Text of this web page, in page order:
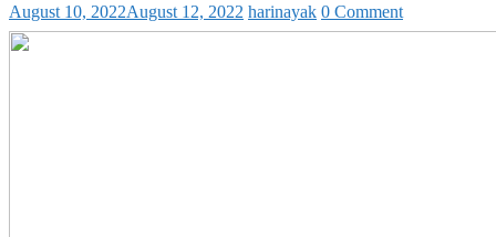
August 10, 2022August 12, 2022 harinayak 0 Comment